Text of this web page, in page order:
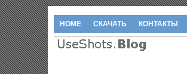
HOME СКАЧАТЬ КОНТАКТЫ